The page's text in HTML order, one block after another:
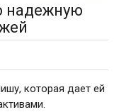
надежную
которая дает ей